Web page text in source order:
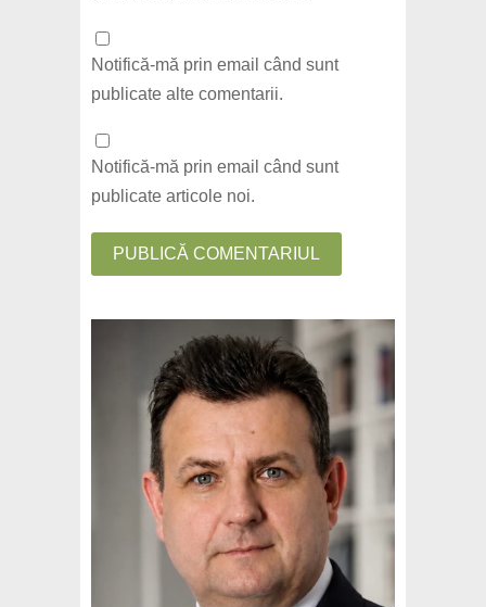
Notifică-mă prin email când sunt
publicate alte comentarii.
Notifică-mă prin email când sunt
publicate articole noi.